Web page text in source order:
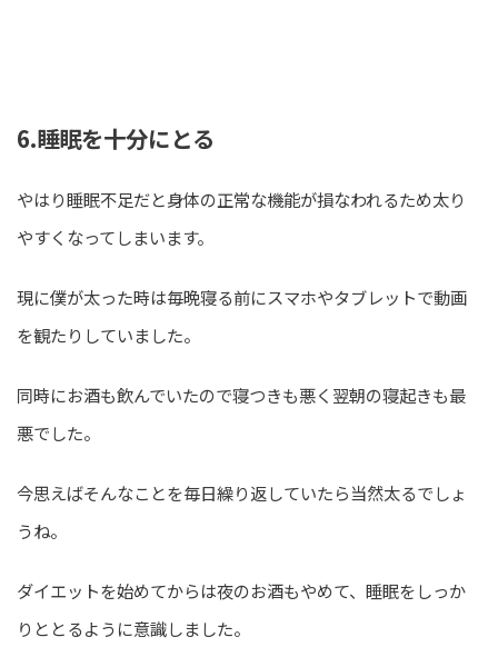
6.睡眠を十分にとる
やはり睡眠不足だと身体の正常な機能が損なわれるため太り
やすくなってしまいます。
現に僕が太った時は毎晩寝る前にスマホやタブレットで動画
を観たりしていました。
同時にお酒も飲んでいたので寝つきも悪く翌朝の寝起きも最
悪でした。
今思えばそんなことを毎日繰り返していたら当然太るでしょ
うね。
ダイエットを始めてからは夜のお酒もやめて、睡眠をしっか
りととるように意識しました。